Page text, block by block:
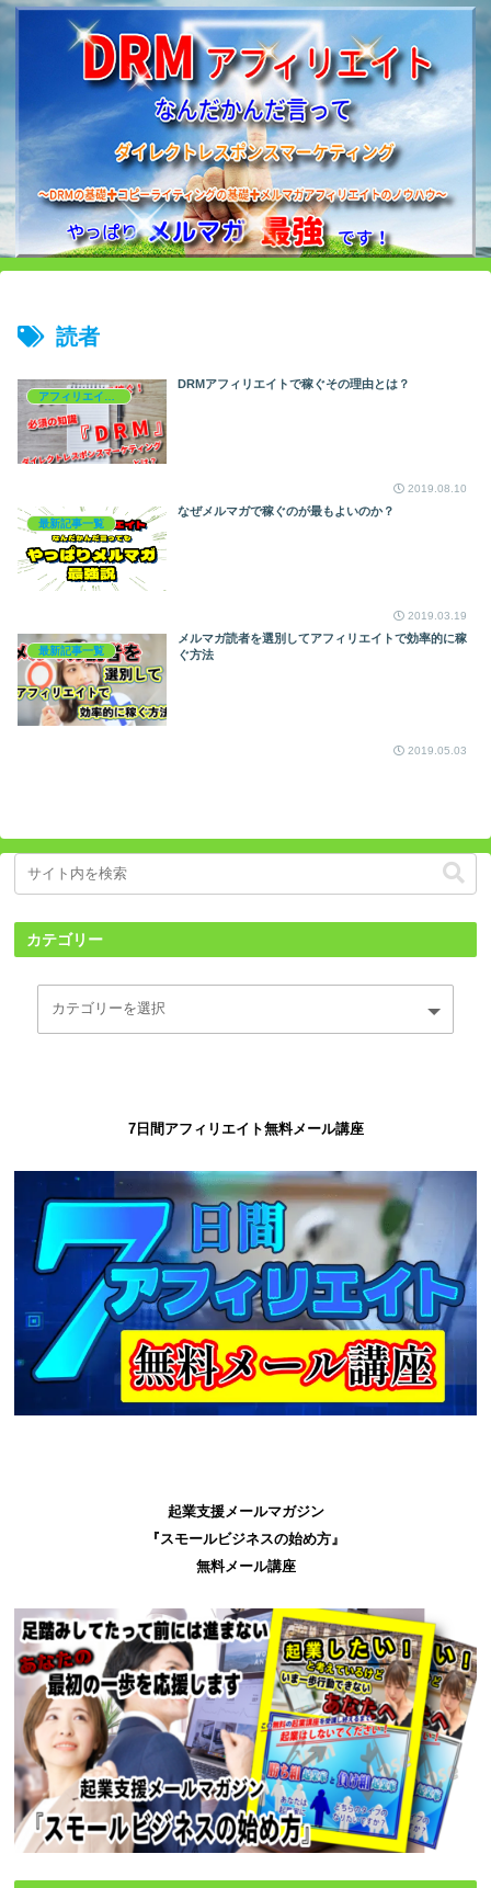
読者
アフィリエイトを学ぶ
DRMアフィリエイトで稼ぐその理由とは？
2019.08.10
最新記事一覧
なぜメルマガで稼ぐのが最もよいのか？
2019.03.19
最新記事一覧
メルマガ読者を選別してアフィリエイトで効率的に稼
ぐ方法
2019.05.03
カテゴリー
7日間アフィリエイト無料メール講座
起業支援メールマガジン
『スモールビジネスの始め方』
無料メール講座